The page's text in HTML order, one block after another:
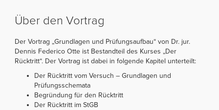
Über den Vortrag
Der Vortrag „Grundlagen und Prüfungsaufbau“ von Dr. jur.
Dennis Federico Otte ist Bestandteil des Kurses „Der
Rücktritt“. Der Vortrag ist dabei in folgende Kapitel unterteilt:
Der Rücktritt vom Versuch – Grundlagen und
Prüfungsschemata
Begründung für den Rücktritt
Der Rücktritt im StGB